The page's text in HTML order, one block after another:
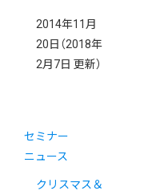
2014年11月
20日 （2018年
2月7日 更新）
セミナー
ニュース
クリスマス＆